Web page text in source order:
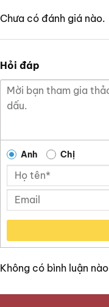
Chưa có đánh giá nào.
Hỏi đáp
Anh Chị
Không có bình luận nào